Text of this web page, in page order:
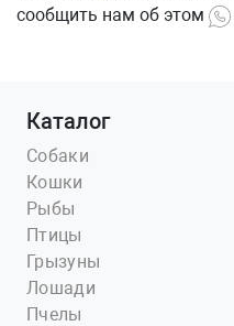
сообщить нам об этом
Каталог
Собаки
Кошки
Рыбы
Птицы
Грызуны
Лошади
Пчелы